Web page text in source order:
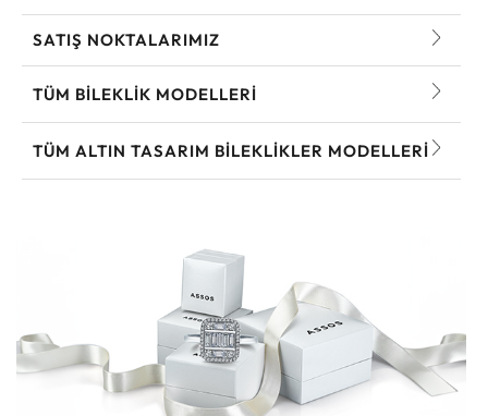
SATIŞ NOKTALARIMIZ
TÜM BILEKLIK MODELLERI
TÜM ALTIN TASARIM BILEKLIKLER MODELLERI